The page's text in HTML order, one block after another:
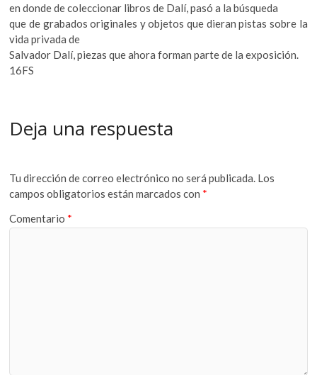
en donde de coleccionar libros de Dalí, pasó a la búsqueda
que de grabados originales y objetos que dieran pistas sobre la
vida privada de
Salvador Dalí, piezas que ahora forman parte de la exposición.
16FS
Deja una respuesta
Tu dirección de correo electrónico no será publicada. Los
campos obligatorios están marcados con *
Comentario *